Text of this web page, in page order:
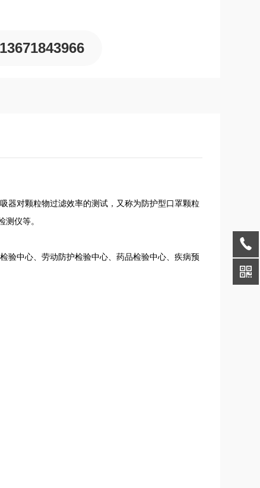
13671843966
器对颗粒物过滤效率的测试，又称为防护型口罩颗粒
仪等。
验中心、劳动防护检验中心、药品检验中心、疾病预